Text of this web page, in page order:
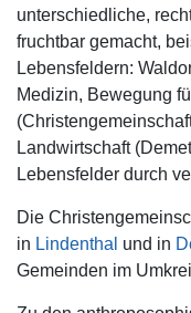
unterschiedliche,
fruchtbar gemacht,
Lebensfeldern:
Medizin, Bewegung
Landwirtschaft
Lebensfelder durch
Die
in Lindenthal und in
Gemeinden im